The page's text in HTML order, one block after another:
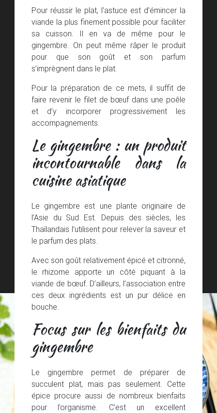
Pour réussir le plat, l’astuce est d’émincer la
viande la plus finement possible pour faciliter
sa cuisson. Il en va de même pour le
gingembre. On peut même râper le produit
pour que son goût et son parfum
s’imprègnent dans le plat.
Pour la préparation de ce mets, il suffit de
faire revenir le filet de bœuf dans une poêle
et d’y incorporer progressivement les
accompagnements.
Le gingembre : un produit
incontournable dans la
cuisine asiatique
Le gingembre est une plante originaire de
l’Asie du Sud Est. Depuis des siècles, les
Thaïlandais l’utilisent pour relever la saveur et
le parfum des plats.
Avec son goût relativement épicé et citronné,
le rhizome apporte un côté piquant à la
viande de bœuf. D’ailleurs, l’association entre
ces deux ingrédients est un pur délice en
bouche.
Focus sur les bienfaits du
gingembre
Le gingembre permet de préparer de
succulent plat, mais pas seulement. Cette
épice procure aussi de nombreux bienfaits
pour l’organisme. C’est un excellent